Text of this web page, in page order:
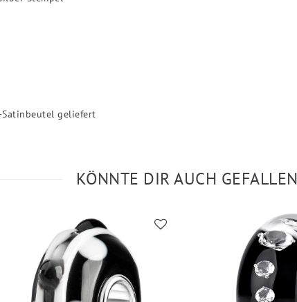
Satinbeutel geliefert
KÖNNTE DIR AUCH GEFALLEN